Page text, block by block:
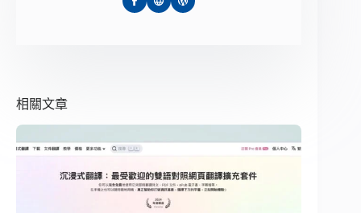
相關文章